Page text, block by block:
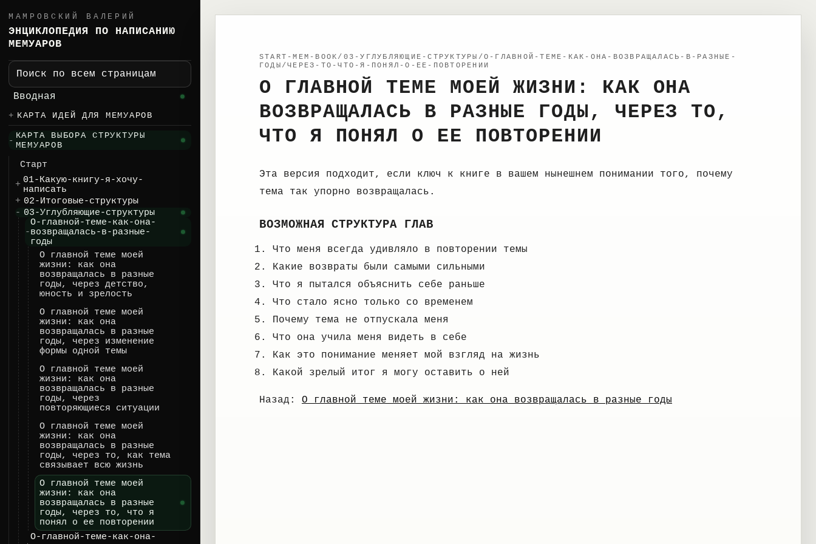
МАМРОВСКИЙ ВАЛЕРИЙ
ЭНЦИКЛОПЕДИЯ ПО НАПИСАНИЮ
МЕМУАРОВ
Поиск по всем страницам
Вводная
КАРТА ИДЕЙ ДЛЯ МЕМУАРОВ
КАРТА ВЫБОРА СТРУКТУРЫ
МЕМУАРОВ
Старт
01-Какую-книгу-я-хочу-
написать
02-Итоговые-структуры
03-Углубляющие-структуры
О-главной-теме-как-она-
возвращалась-в-разные-
годы
О главной теме моей
жизни: как она
возвращалась в разные
годы, через детство,
юность и зрелость
О главной теме моей
жизни: как она
возвращалась в разные
годы, через изменение
формы одной темы
О главной теме моей
жизни: как она
возвращалась в разные
годы, через
повторяющиеся ситуации
О главной теме моей
жизни: как она
возвращалась в разные
годы, через то, как тема
связывает всю жизнь
О главной теме моей
жизни: как она
возвращалась в разные
годы, через то, что я
понял о ее повторении
О-главной-теме-как-она-
START-MEM-BOOK/03-УГЛУБЛЯЮЩИЕ-СТРУКТУРЫ/О-ГЛАВНОЙ-ТЕМЕ-КАК-ОНА-ВОЗВРАЩАЛАСЬ-В-РАЗНЫЕ-
ГОДЫ/ЧЕРЕЗ-ТО-ЧТО-Я-ПОНЯЛ-О-ЕЕ-ПОВТОРЕНИИ
О ГЛАВНОЙ ТЕМЕ МОЕЙ ЖИЗНИ: КАК ОНА
ВОЗВРАЩАЛАСЬ В РАЗНЫЕ ГОДЫ, ЧЕРЕЗ ТО,
ЧТО Я ПОНЯЛ О ЕЕ ПОВТОРЕНИИ
Эта версия подходит, если ключ к книге в вашем нынешнем понимании того, почему
тема так упорно возвращалась.
ВОЗМОЖНАЯ СТРУКТУРА ГЛАВ
Что меня всегда удивляло в повторении темы
Какие возвраты были самыми сильными
Что я пытался объяснить себе раньше
Что стало ясно только со временем
Почему тема не отпускала меня
Что она учила меня видеть в себе
Как это понимание меняет мой взгляд на жизнь
Какой зрелый итог я могу оставить о ней
Назад: О главной теме моей жизни: как она возвращалась в разные годы